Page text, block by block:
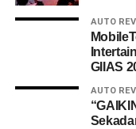
AUTO
GIIAS
AUTO